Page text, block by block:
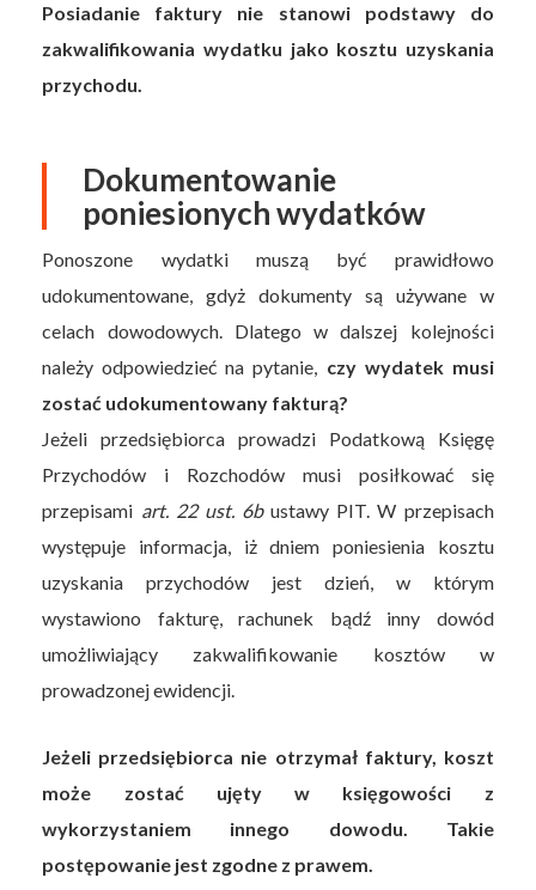
Posiadanie faktury nie stanowi podstawy do
zakwalifikowania wydatku jako kosztu uzyskania
przychodu.
Dokumentowanie
poniesionych wydatków
Ponoszone wydatki muszą być prawidłowo
udokumentowane, gdyż dokumenty są używane w
celach dowodowych. Dlatego w dalszej kolejności
należy odpowiedzieć na pytanie, czy wydatek musi
zostać udokumentowany fakturą?
Jeżeli przedsiębiorca prowadzi Podatkową Księgę
Przychodów i Rozchodów musi posiłkować się
przepisami art. 22 ust. 6bustawy PIT. W przepisach
występuje informacja, iż dniem poniesienia kosztu
uzyskania przychodów jest dzień, w którym
wystawiono fakturę, rachunek bądź inny dowód
umożliwiający zakwalifikowanie kosztów w
prowadzonej ewidencji.
Jeżeli przedsiębiorca nie otrzymał faktury, koszt
może zostać ujęty w księgowości z
wykorzystaniem innego dowodu. Takie
postępowanie jest zgodne z prawem.